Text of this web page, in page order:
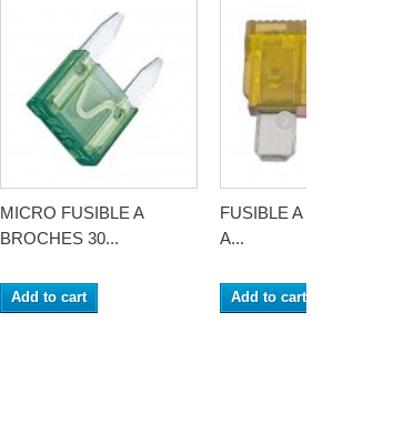
MICRO FUSIBLE A
BROCHES 30...
Add to cart
FUSIBLE A BROCHES
A...
Add to cart